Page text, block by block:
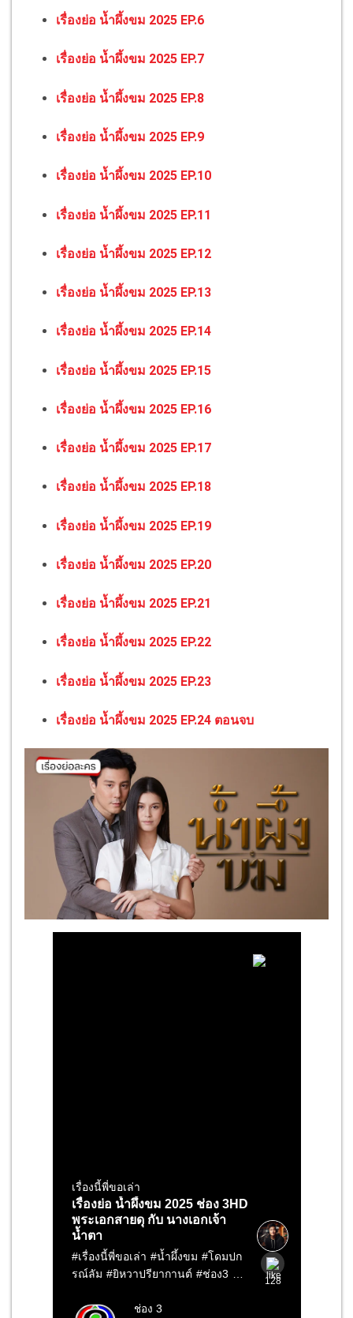
เรื่องย่อ น้ำผึ้งขม 2025 EP.6
เรื่องย่อ น้ำผึ้งขม 2025 EP.7
เรื่องย่อ น้ำผึ้งขม 2025 EP.8
เรื่องย่อ น้ำผึ้งขม 2025 EP.9
เรื่องย่อ น้ำผึ้งขม 2025 EP.10
เรื่องย่อ น้ำผึ้งขม 2025 EP.11
เรื่องย่อ น้ำผึ้งขม 2025 EP.12
เรื่องย่อ น้ำผึ้งขม 2025 EP.13
เรื่องย่อ น้ำผึ้งขม 2025 EP.14
เรื่องย่อ น้ำผึ้งขม 2025 EP.15
เรื่องย่อ น้ำผึ้งขม 2025 EP.16
เรื่องย่อ น้ำผึ้งขม 2025 EP.17
เรื่องย่อ น้ำผึ้งขม 2025 EP.18
เรื่องย่อ น้ำผึ้งขม 2025 EP.19
เรื่องย่อ น้ำผึ้งขม 2025 EP.20
เรื่องย่อ น้ำผึ้งขม 2025 EP.21
เรื่องย่อ น้ำผึ้งขม 2025 EP.22
เรื่องย่อ น้ำผึ้งขม 2025 EP.23
เรื่องย่อ น้ำผึ้งขม 2025 EP.24 ตอนจบ